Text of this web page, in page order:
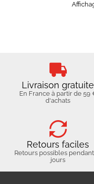
Livraison gratuite
En France à partir de 59
d'achats
Retours faciles
Retours possibles pendant
jours